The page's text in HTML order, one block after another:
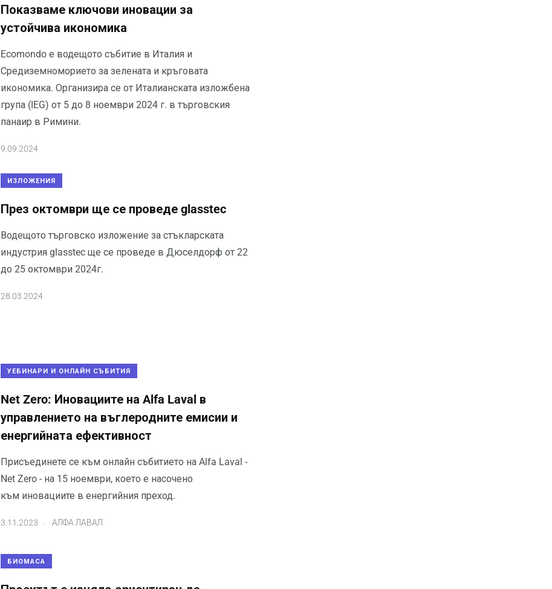
Показваме ключови иновации за
устойчива икономика
Ecomondo е водещото събитие в Италия и
Средиземноморието за зелената и кръговата
икономика. Организира се от Италианската изложбена
група (IEG) от 5 до 8 ноември 2024 г. в търговския
панаир в Римини.
9.09.2024
ИЗЛОЖЕНИЯ
През октомври ще се проведе glasstec
Водещото търговско изложение за стъкларската
индустрия glasstec ще се проведе в Дюселдорф от 22
до 25 октомври 2024г.
28.03.2024
УЕБИНАРИ И ОНЛАЙН СЪБИТИЯ
Net Zero: Иновациите на Alfa Laval в
управлението на въглеродните емисии и
енергийната ефективност
Присъединете се към онлайн събитието на Alfa Laval -
Net Zero - на 15 ноември, което е насочено
към иновациите в енергийния преход.
3.11.2023 АЛФА ЛАВАЛ
БИОМАСА